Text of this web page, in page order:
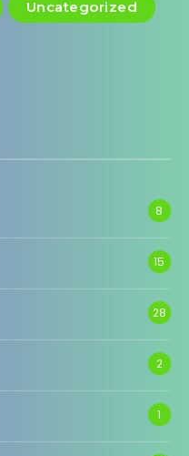
Uncategorized
8
15
28
2
1